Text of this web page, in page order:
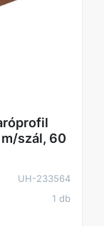
szál, 60
UH-233564
1 db